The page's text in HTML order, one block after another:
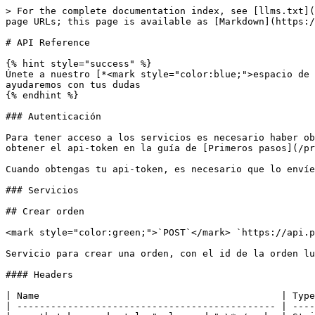
> For the complete documentation index, see [llms.txt](https://docs.preauth.io/llms.txt). Markdown versions of documentation pages are available by appending `.md` to page URLs; this page is available as [Markdown](https://docs.preauth.io/api-rest.md).

# API Reference

{% hint style="success" %}
Únete a nuestro [*<mark style="color:blue;">espacio de Slack</mark>*](https://join.slack.com/t/preauth-soporte/shared_invite/zt-18pzujyy8-F6cZBsHmZ_5OZFd16fnnWw) y te ayudaremos con tus dudas
{% endhint %}

### Autenticación

Para tener acceso a los servicios es necesario haber obtenido el api-token para ser usado como cabecera en cada petición. Para más información, puedes revisar como obtener el api-token en la guía de [Primeros pasos](/primeros-pasos.md#2-verifica-que-tengas-tu-api-token).

Cuando obtengas tu api-token, es necesario que lo envíes en la cabecera **"x-auth-token"** en cada petición que quieras hacer.

### Servicios

## Crear orden

<mark style="color:green;">`POST`</mark> `https://api.preauth.io/v1/order`

Servicio para crear una orden, con el id de la orden luego podrás realizar la retención utilizando el [Widget](/widget.md)&#x20;

#### Headers

| Name                                           | Type   | Description |
| ---------------------------------------------- | ------ | ----------- |
| x-auth-token<mark style="color:red;">\*</mark> | String | Api token   |

#### Request Body

| Name                                          | Type    | Description                                                                                                                                          |
| --------------------------------------------- | ------- | ---------------------------------------------------------------------------------------------------------------------------------------------------- |
| country<mark style="color:red;">\*</mark>     | String  | [ISO 3166-1 alpha-2](https://en.wikipedia.org/wiki/ISO_3166-1_alpha-2#Officially_assigned_code_elements) (Ej: PE, CL, MX)                            |
| currency<mark style="color:red;">\*</mark>    | String  | [ISO 4217](https://en.wikipedia.org/wiki/ISO_4217#Active_codes) (Ej: PEN, CLP, MXN)                                                                  |
| amount<mark style="color:red;">\*</mark>      | Integer | Monto en la mínima denominación. Ejemplo: Dólares en centavos (para US$100, enviar 100000) y pesos chilenos en entero (para CLP$100, enviar 100)     |
| reference<mark style="color:red;">\*</mark>   | String  | Referencia del comercio                                                                                                                              |
| limit\_date<mark style="color:red;">\*</mark> | String  | Fecha límite de la orden (YYYY-mm-dd)                                                                                                                |
| meta.client.phone                             | String  | Formato[ E.123](https://en.wikipedia.org/wiki/E.123#Example_formats)                                                                                 |
| meta.client.documentType                      | String  |